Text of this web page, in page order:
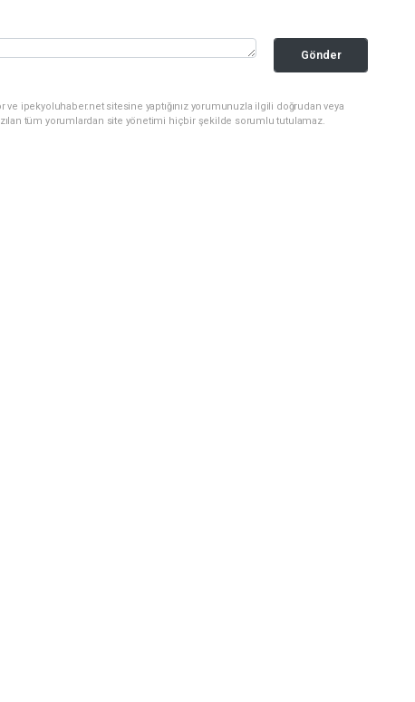
Gönder
ve ipekyoluhaber.net sitesine yaptığınız yorumunuzla ilgili doğrudan veya
tüm yorumlardan site yönetimi hiçbir şekilde sorumlu tutulamaz.